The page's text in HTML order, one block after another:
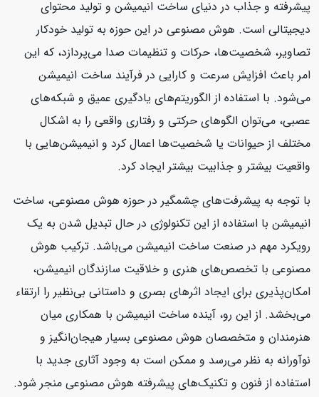
پیشرفته و جذاب در دنیای ساخت انیمیشن و تولید محتوای
دیجیتالی است. هوش مصنوعی در این حوزه به تولید خودکار
تصاویر، شخصیت‌ها، حرکات و تنظیمات صدا می‌پردازد، که این
امر باعث افزایش سرعت و کارایی در فرآیند ساخت انیمیشن
می‌شود. با استفاده از الگوریتم‌های یادگیری عمیق و شبکه‌های
عصبی، می‌توان الگوهای حرکتی و رفتاری واقعی را به اشکال
مختلف از حیوانات یا شخصیت‌ها اعمال کرد و انیمیشن‌هایی با
واقعیت بیشتر و جذابیت بیشتر ایجاد کرد.
با توجه به پیشرفت‌های چشمگیر در حوزه هوش مصنوعی، ساخت
انیمیشن با استفاده از این تکنولوژی در حال تبدیل شدن به یک
رویکرد مهم در صنعت ساخت انیمیشن می‌باشد. ترکیب هوش
مصنوعی با تخصص‌های هنری و خلاقیت سازندگان انیمیشن،
امکان‌پذیری برای ایجاد اثرهای بصری و داستانی بی‌نظیر را ارتقاء
می‌بخشد. از این رو، آینده ساخت انیمیشن با همکاری میان
هنرمندان و متخصصان هوش مصنوعی بسیار هیجان‌انگیز و
نوآورانه به نظر می‌رسد و ممکن است به وجود آثاری جدید با
استفاده از فنون و تکنیک‌های پیشرفته هوش مصنوعی منجر شود.